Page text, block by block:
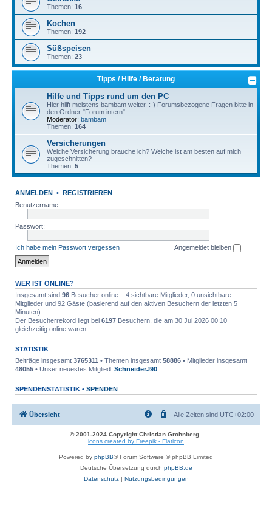
Themen: 16
Kochen
Themen: 192
Süßspeisen
Themen: 23
Tipps / Hilfe / Beratung
Hilfe und Tipps rund um den PC
Hier hilft meistens bambam weiter. :-) Forumsbezogene Fragen bitte in
den Ordner "Forum intern"
Moderator: bambam
Themen: 164
Versicherungen
Welche Versicherung brauche ich? Welche ist am besten auf mich
zugeschnitten?
Themen: 5
ANMELDEN • REGISTRIEREN
Benutzername:
Passwort:
Ich habe mein Passwort vergessen Angemeldet bleiben
WER IST ONLINE?
Insgesamt sind 96 Besucher online :: 4 sichtbare Mitglieder, 0 unsichtbare
Mitglieder und 92 Gäste (basierend auf den aktiven Besuchern der letzten 5
Minuten)
Der Besucherrekord liegt bei 6197 Besuchern, die am 30 Jul 2026 00:10
gleichzeitig online waren.
STATISTIK
Beiträge insgesamt 3765311 • Themen insgesamt 58886 • Mitglieder insgesamt
48055 • Unser neuestes Mitglied: SchneiderJ90
SPENDENSTATISTIK • SPENDEN
Übersicht Alle Zeiten sind UTC+02:00
© 2001-2024 Copyright Christian Grohnberg-
icons created by Freepik - Flaticon
Powered by phpBB® Forum Software © phpBB Limited
Deutsche Übersetzung durch phpBB.de
Datenschutz| Nutzungsbedingungen